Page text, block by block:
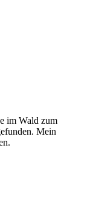
im Wald zum
Mein